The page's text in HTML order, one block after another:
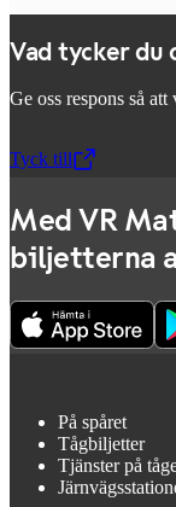
Vad tycker du
Ge oss respons så
Tyck till
,Öppnas i en ny flik
Med VR
biljetterna
På spåret
Tågbiljetter
Tjänster på